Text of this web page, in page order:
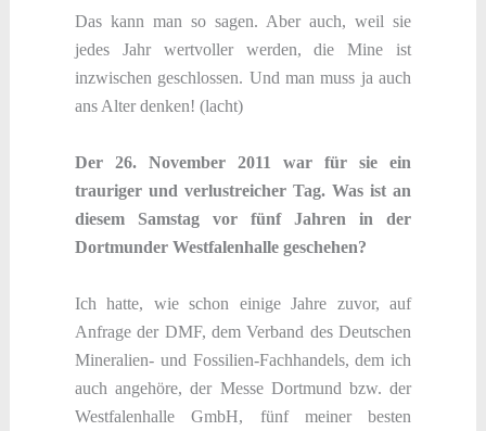
Das kann man so sagen. Aber auch, weil sie
jedes Jahr wertvoller werden, die Mine ist
inzwischen geschlossen. Und man muss ja auch
ans Alter denken! (lacht)
Der 26. November 2011 war für sie ein
trauriger und verlustreicher Tag. Was ist an
diesem Samstag vor fünf Jahren in der
Dortmunder Westfalenhalle geschehen?
Ich hatte, wie schon einige Jahre zuvor, auf
Anfrage der DMF, dem Verband des Deutschen
Mineralien- und Fossilien-Fachhandels, dem ich
auch angehöre, der Messe Dortmund bzw. der
Westfalenhalle GmbH, fünf meiner besten